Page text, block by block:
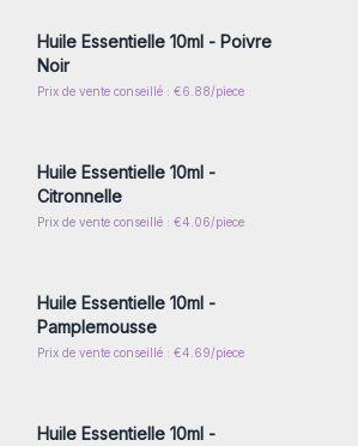
Huile Essentielle 10ml - Poivre
Noir
Prix de vente conseillé : €6.88/piece
Connectez-vous ou inscrivez-
Huile Essentielle 10ml -
Citronnelle
Prix de vente conseillé : €4.06/piece
Connectez-vous ou inscrivez-
Huile Essentielle 10ml -
Pamplemousse
Prix de vente conseillé : €4.69/piece
Connectez-vous ou inscrivez-
Huile Essentielle 10ml -